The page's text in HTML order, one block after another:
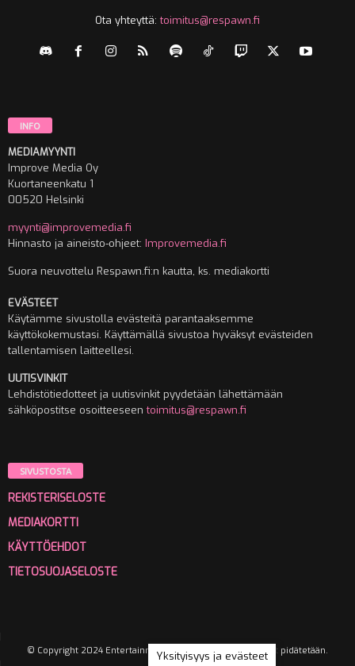
Ota yhteyttä:toimitus@respawn.fi
INFO
MEDIAMYYNTI
Improve Media Oy
Kuortaneenkatu 1
00520 Helsinki
myynti@improvemedia.fi
Hinnasto ja aineisto-ohjeet: Improvemedia.fi
Suora neuvottelu Respawn.fi:n kautta, ks. mediakortti
EVÄSTEET
Käytämme sivustolla evästeitä parantaaksemme
käyttökokemustasi. Käyttämällä sivustoa hyväksyt evästeiden
tallentamisen laitteellesi.
UUTISVINKIT
Lehdistötiedotteet ja uutisvinkit pyydetään lähettämään
sähköpostitse osoitteeseentoimitus@respawn.fi
SIVUSTOSTA
REKISTERISELOSTE
MEDIAKORTTI
KÄYTTÖEHDOT
TIETOSUOJASELOSTE
© Copyright 2024 Entertainment Media Oy. Kaikki oikeudet pidätetään.
Yksityisyys ja evästeet